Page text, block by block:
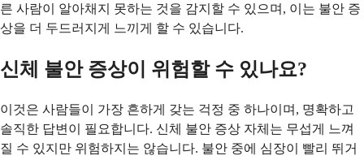
른 사람이 알아채지 못하는 것을 감지할 수 있으며, 이는 불안 증
상을 더 두드러지게 느끼게 할 수 있습니다.
신체 불안 증상이 위험할 수 있나요?
이것은 사람들이 가장 흔하게 갖는 걱정 중 하나이며, 명확하고
솔직한 답변이 필요합니다. 신체 불안 증상 자체는 무섭게 느껴
질 수 있지만 위험하지는 않습니다. 불안 중에 심장이 빨리 뛰거